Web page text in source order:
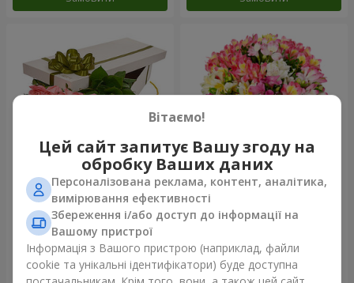
Квіти в коробці "15 рожевих
троянд"
2 469 грн
Замовити
Букет "Казка для двох!"
Замовити
Вітаємо!
Цей сайт запитує Вашу згоду на
обробку Ваших даних
Персоналізована реклама, контент, аналітика,
вимірювання ефективності
Збереження і/або доступ до інформації на
Вашому пристрої
Інформація з Вашого пристрою (наприклад, файли
cookie та унікальні ідентифікатори) буде доступна